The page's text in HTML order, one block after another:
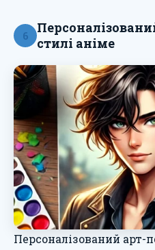
6
стилі аніме
Персоналізований арт-